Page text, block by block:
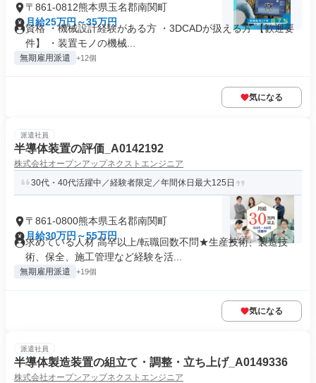
〒861-0812熊本県玉名郡南関町
月給25万円～35万円
資格 ・機械設計経験がある方 ・3DCADが扱える方 【歓迎要
件】 ・装置モノの機械...
無期雇用派遣 +12個
気になる
派遣社員
半導体装置の評価_A0142192
株式会社オープンアップネクストエンジニア
30代・40代活躍中／経験者限定／年間休日最大125日
〒861-0800熊本県玉名郡南関町
月給30万円～55万円
求めている人材 高卒以上/転職回数不問★生産技術、製造技
術、保全、施工管理など経験を活...
無期雇用派遣 +19個
気になる
派遣社員
半導体製造装置の組立て・調整・立ち上げ_A0149336
株式会社オープンアップネクストエンジニア